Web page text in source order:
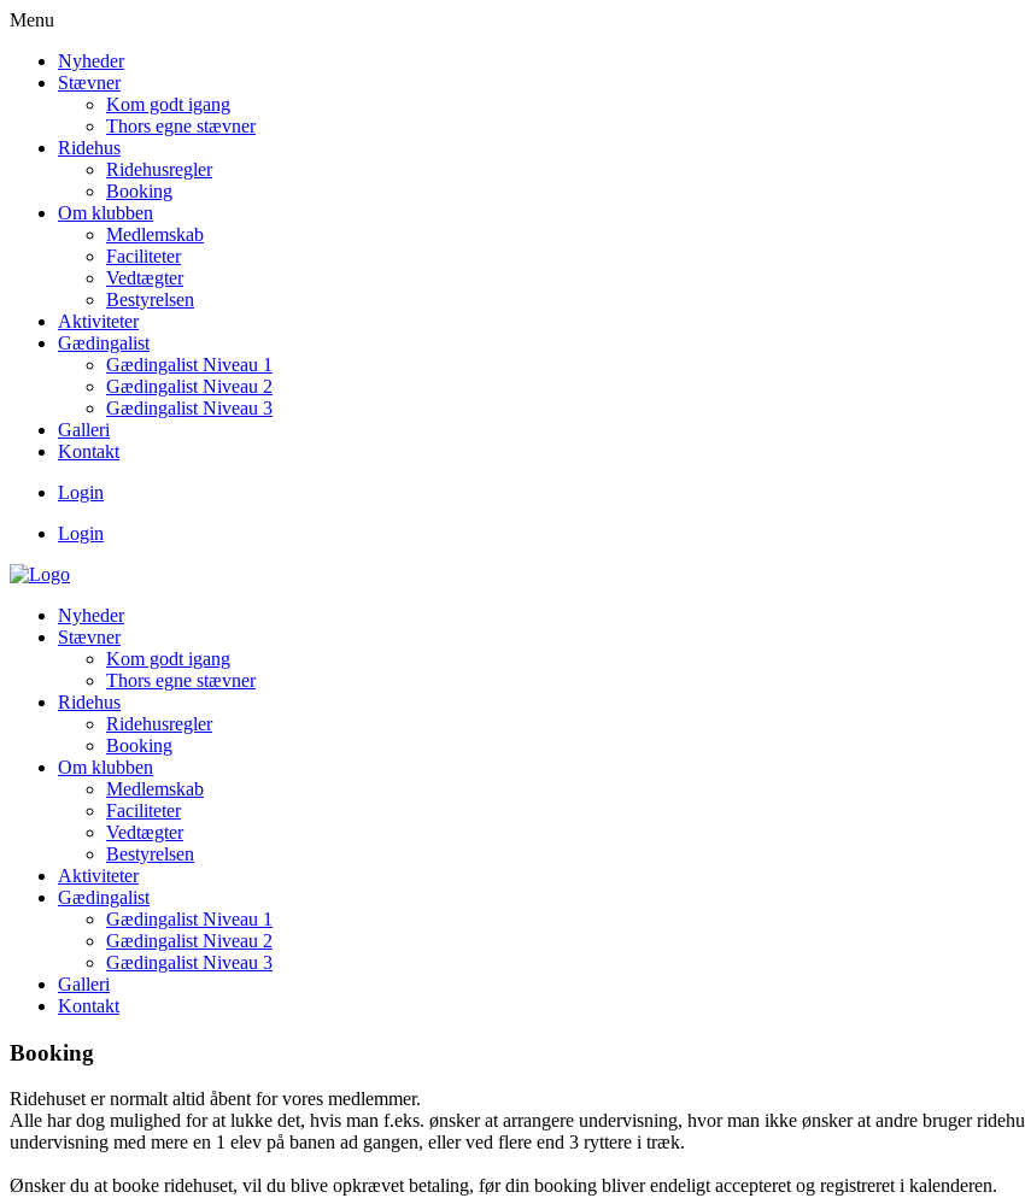
Menu
Nyheder
Stævner
Kom godt igang
Thors egne stævner
Ridehus
Ridehusregler
Booking
Om klubben
Medlemskab
Faciliteter
Vedtægter
Bestyrelsen
Aktiviteter
Gædingalist
Gædingalist Niveau 1
Gædingalist Niveau 2
Gædingalist Niveau 3
Galleri
Kontakt
Login
Login
Nyheder
Stævner
Kom godt igang
Thors egne stævner
Ridehus
Ridehusregler
Booking
Om klubben
Medlemskab
Faciliteter
Vedtægter
Bestyrelsen
Aktiviteter
Gædingalist
Gædingalist Niveau 1
Gædingalist Niveau 2
Gædingalist Niveau 3
Galleri
Kontakt
Booking
Ridehuset er normalt altid åbent for vores medlemmer.
Alle har dog mulighed for at lukke det, hvis man f.eks. ønsker at arrangere undervisning, hvor man ikke ønsker at andre bruger
undervisning med mere en 1 elev på banen ad gangen, eller ved flere end 3 ryttere i træk.
Ønsker du at booke ridehuset, vil du blive opkrævet betaling, før din booking bliver endeligt accepteret og registreret i kalenderen.